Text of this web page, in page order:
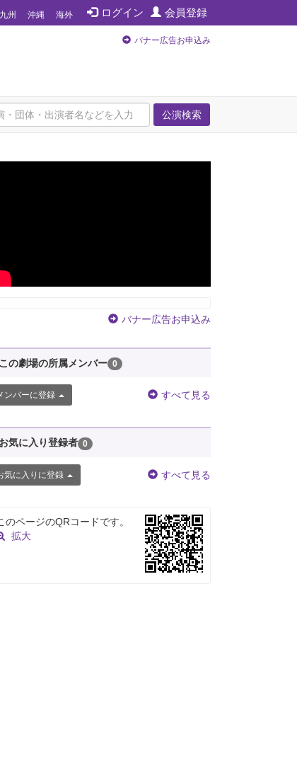
ログイン 会員登録
九州 沖縄 海外
バナー広告お申込み
公演検索
バナー広告お申込み
この劇場の所属メンバー 0
ンバーに登録 すべて見る
お気に入り登録者 0
気に入りに登録 すべて見る
のページのQRコードです。
拡大